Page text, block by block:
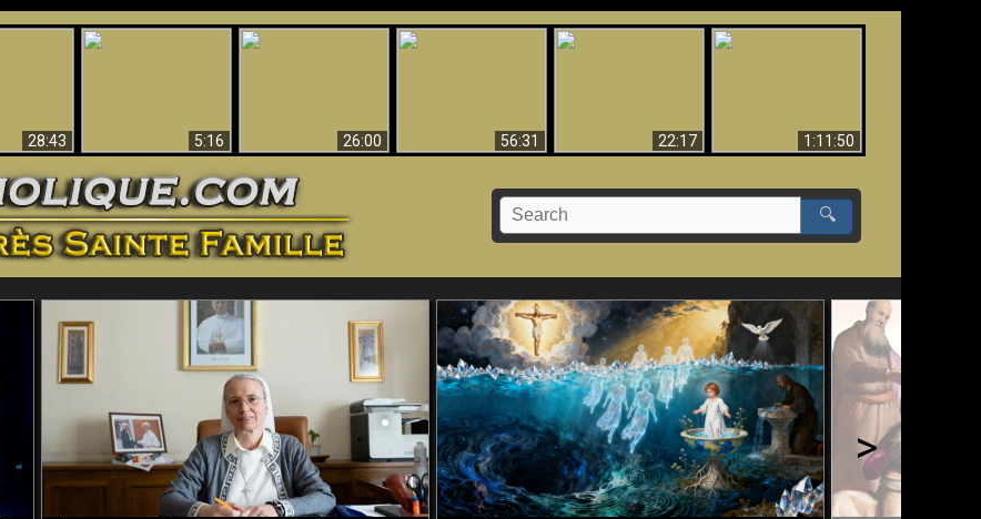
28:43
5:16
26:00 56:31 22:17
1:11:50
🔍
>